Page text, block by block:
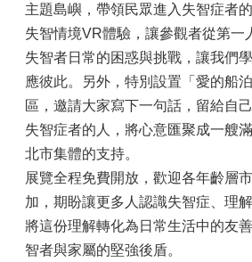
主題島嶼，帶領民眾進入失智症者
失智情境VR體驗，讓參觀者從第一
失智者日常的困惑與挑戰，讓我們
應彼此。另外，特別設置「愛的船
區，邀請大家寫下一句話，留給自
失智症者的人，將心意匯聚成一艘
北市集體的支持。
展覽全程免費開放，歡迎各年齡層
加，期盼讓更多人認識失智症、理
將這份理解轉化為日常生活中的友
智者與家屬的堅強後盾。